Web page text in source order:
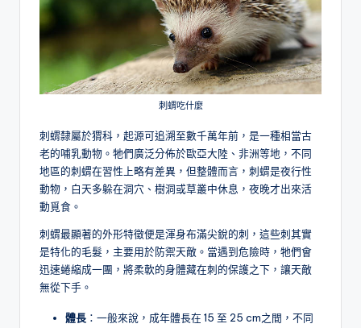
刺蝟吃什麼
刺蝟隸屬於猬科，起源可追溯至數千萬年前，是一種相當古
老的哺乳動物。牠們廣泛分佈於歐亞大陸、非洲等地，不同
地區的刺蝟在習性上略有差異，但整體而言，刺蝟是夜行性
動物，白天多躲在洞穴、樹洞或草叢中休息，夜晚才出來活
動覓食。
刺蝟最顯著的外形特徵便是渾身布滿尖銳的刺，這些刺其實
是特化的毛髮，主要用於防禦天敵。當遇到危險時，牠們會
迅速蜷縮成一團，將柔軟的身體藏在刺的保護之下，讓天敵
無從下手。
體長 ：一般來說，成年體長在 15 至 25 cm之間，不同